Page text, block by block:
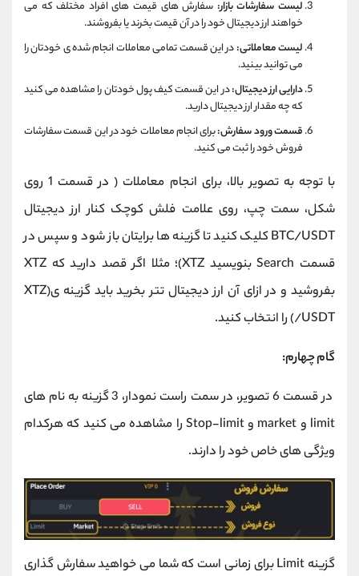
لیست سفارشات بازار: سفارش های قیمت های افراد مختلف که می
خواهند ارز دیجیتال خود را در آن قیمت بخرند یا بفروشند.
لیست معاملاتی:در این قسمت تمامی معاملات انجام شده ی خودتان را
می توانید بینید.
دارایی ارز دیجیتال:در این قسمت کیف پول خودتان را مشاهده می کنید
که چه مقدار ارز دیجیتال دارید.
قسمت ورود سفارش:برای انجام معاملات خود در این قسمت سفارشات
فروش خود را ثبت می کنید.
با توجه به تصویر بالا، برای انجام معاملات ( در قسمت 1 روی
شکل، سمت چپ، روی علامت فلش کوچک کنار ارز دیجیتال
BTC/USDT کلیک کنید تا گزینه ها برایتان باز شود و سپس در
قسمت Search بنویسید XTZ)؛ مثلا اگر قصد دارید که XTZ
بفروشید و در ازای آن ارز دیجیتال تتر بخرید باید گزینه ی(XTZ
/USDT) را انتخاب کنید.
گام چهارم:
در قسمت 6 تصویر، در سمت راست نمودار، 3 گزینه به نام های
limit و market و Stop-limit را مشاهده می کنید که هرکدام
ویژگی های خاص خود را دارند.
گزینه Limit برای زمانی است که شما می خواهید سفارش گذاری